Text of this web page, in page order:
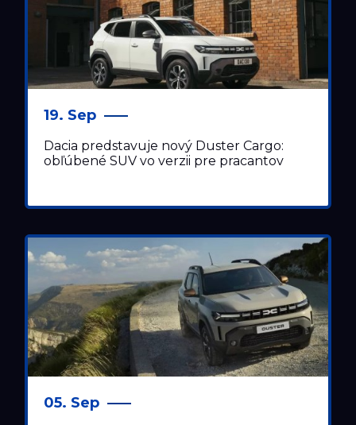
19. Sep
Dacia predstavuje nový Duster Cargo:
obľúbené SUV vo verzii pre pracantov
05. Sep